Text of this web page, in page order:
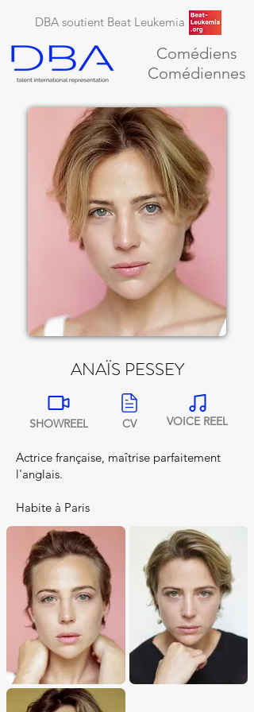
DBA soutient Beat Leukemia
Comédiens
Comédiennes
ANAÏS PESSEY
SHOWREEL CV VOICE REEL
Actrice française, maîtrise parfaitement
l'anglais.
Habite à Paris